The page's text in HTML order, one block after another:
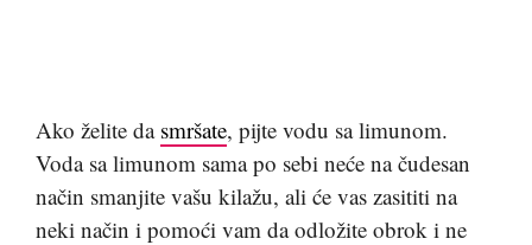
Ako želite da smršate, pijte vodu sa limunom.
Voda sa limunom sama po sebi neće na čudesan
način smanjite vašu kilažu, ali će vas zasititi na
neki način i pomoći vam da odložite obrok i ne